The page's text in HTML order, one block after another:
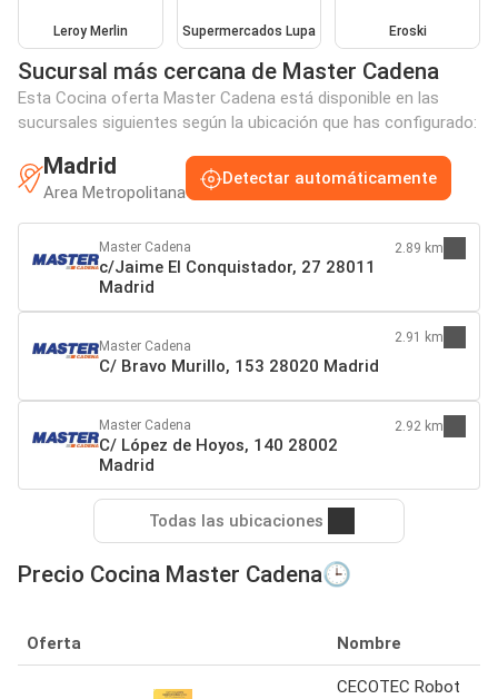
Leroy Merlin Supermercados Lupa Eroski
Sucursal más cercana de Master Cadena
Esta Cocina oferta Master Cadena está disponible en las
sucursales siguientes según la ubicación que has configurado:
Madrid
Area Metropolitana
Detectar automáticamente
Master Cadena
c/Jaime El Conquistador, 27 28011
Madrid
2.89 km
Master Cadena
C/ Bravo Murillo, 153 28020 Madrid
2.91 km
Master Cadena
C/ López de Hoyos, 140 28002
Madrid
2.92 km
Todas las ubicaciones
Precio Cocina Master Cadena🕒
Oferta Nombre
CECOTEC Robot